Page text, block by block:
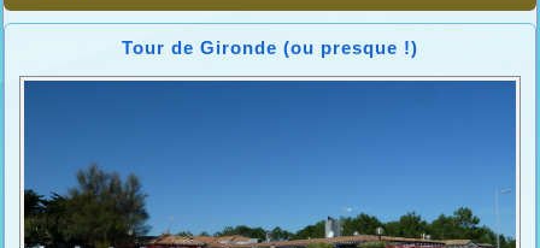
Tour de Gironde (ou presque !)